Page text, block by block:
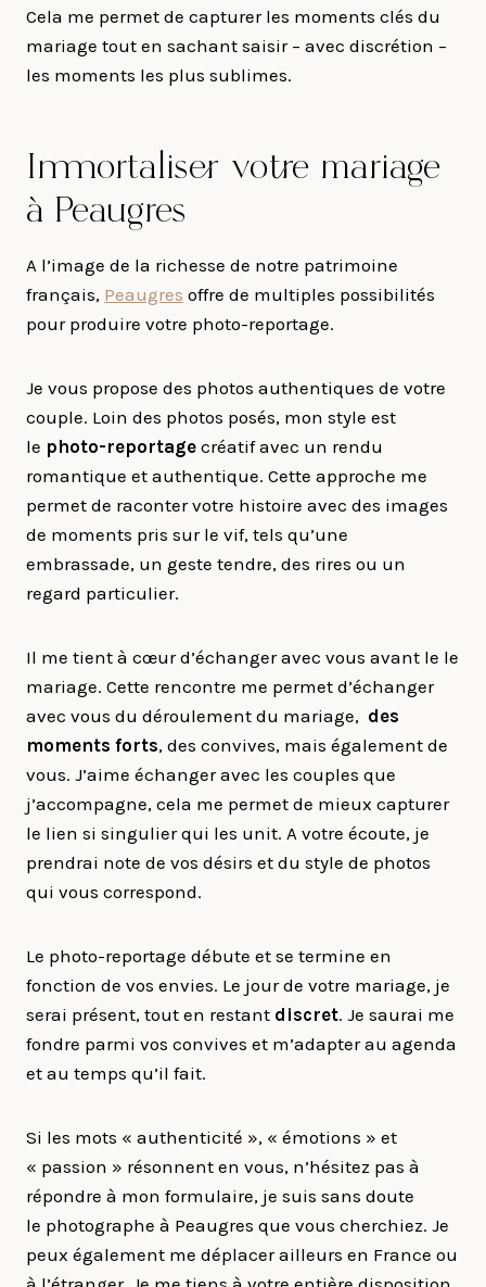
Cela me permet de capturer les moments clés du
mariage tout en sachant saisir – avec discrétion –
les moments les plus sublimes.
Immortaliser votre mariage
à Peaugres
A l’image de la richesse de notre patrimoine
français, Peaugres offre de multiples possibilités
pour produire votre photo-reportage.
Je vous propose des photos authentiques de votre
couple. Loin des photos posés, mon style est
le photo-reportage créatif avec un rendu
romantique et authentique. Cette approche me
permet de raconter votre histoire avec des images
de moments pris sur le vif, tels qu’une
embrassade, un geste tendre, des rires ou un
regard particulier.
Il me tient à cœur d’échanger avec vous avant le le
mariage. Cette rencontre me permet d’échanger
avec vous du déroulement du mariage, des
moments forts, des convives, mais également de
vous. J’aime échanger avec les couples que
j’accompagne, cela me permet de mieux capturer
le lien si singulier qui les unit. A votre écoute, je
prendrai note de vos désirs et du style de photos
qui vous correspond.
Le photo-reportage débute et se termine en
fonction de vos envies. Le jour de votre mariage, je
serai présent, tout en restant discret. Je saurai me
fondre parmi vos convives et m’adapter au agenda
et au temps qu’il fait.
Si les mots « authenticité », « émotions » et
« passion » résonnent en vous, n’hésitez pas à
répondre à mon formulaire, je suis sans doute
le photographe à Peaugres que vous cherchiez. Je
peux également me déplacer ailleurs en France ou